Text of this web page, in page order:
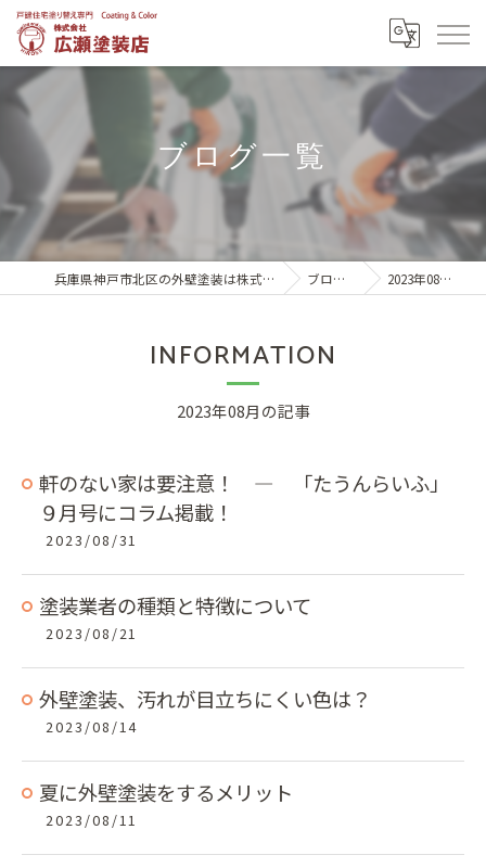
ブログ一覧
兵庫県神戸市北区の外壁塗装は株式会社広瀬塗装店 ブログ一覧 2023年08月の記事
INFORMATION
2023年08月の記事
軒のない家は要注意！ ― 「たうんらいふ」
９月号にコラム掲載！
2023/08/31
塗装業者の種類と特徴について
2023/08/21
外壁塗装、汚れが目立ちにくい色は？
2023/08/14
夏に外壁塗装をするメリット
2023/08/11